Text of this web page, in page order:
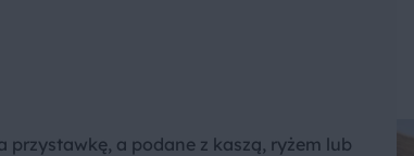
przystawkę, a podane z kaszą, ryżem lub